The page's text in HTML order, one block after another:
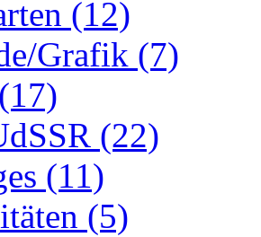
(12)
Grafik (7)
(17)
(22)
(11)
(5)